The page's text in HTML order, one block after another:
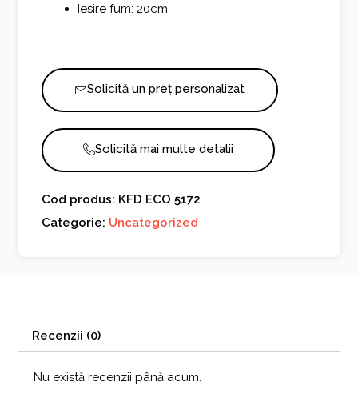
Iesire fum: 20cm
Solicită un preț personalizat
Solicită mai multe detalii
Cod produs: KFD ECO 5172
Categorie: Uncategorized
Recenzii (0)
Nu există recenzii până acum.